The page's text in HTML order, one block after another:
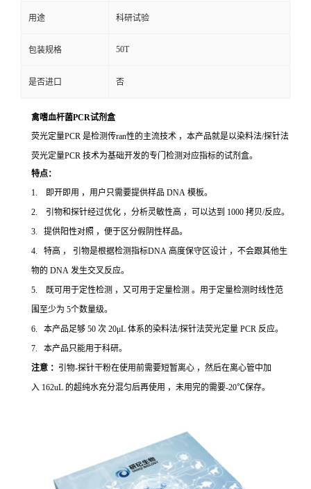
用途 科研试验
包装规格 50T
是否进口 否
禽嗜血杆菌PCR试剂盒
荧光定量PCR 是检测传ran性的主流技术 ，本产品就是以染料法/探针法
荧光定量PCR 技术为基础开发的专门检测对应指标的试剂盒。
特点：
1. 即开即用 ，用户只需要提供样品 DNA 模板。
2. 引物和探针经过优化 ，分析灵敏性高 ，可以达到 1000 拷贝/反应。
3. 提供阳性对照 ，便于区分假阴性样品。
4. 特高 ， 引物是根据检测指标DNA 高度保守区设计 ，不会跟其他生
物的 DNA 发生交叉反应。
5. 既可用于定性检测 ，又可用于定量检测 。用于定量检测时线性范
围至少为 5个数量级。
6. 本产品足够 50 次 20μL 体系的染料法/探针法荧光定量 PCR 反应。
7. 本产品只能用于科研。
注意 ： 引物-探针干粉在使用前需要短暂离心 ，然后在离心管中加
入 162uL 的超纯水充分混匀后再使用 ，未用完的需要-20℃保存。